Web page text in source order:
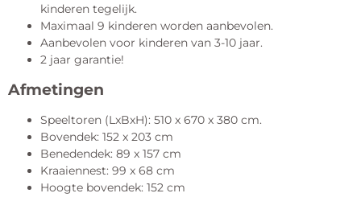
kinderen tegelijk.
Maximaal 9 kinderen worden aanbevolen.
Aanbevolen voor kinderen van 3-10 jaar.
2 jaar garantie!
Afmetingen
Speeltoren (LxBxH): 510 x 670 x 380 cm.
Bovendek: 152 x 203 cm
Benedendek: 89 x 157 cm
Kraaiennest: 99 x 68 cm
Hoogte bovendek: 152 cm